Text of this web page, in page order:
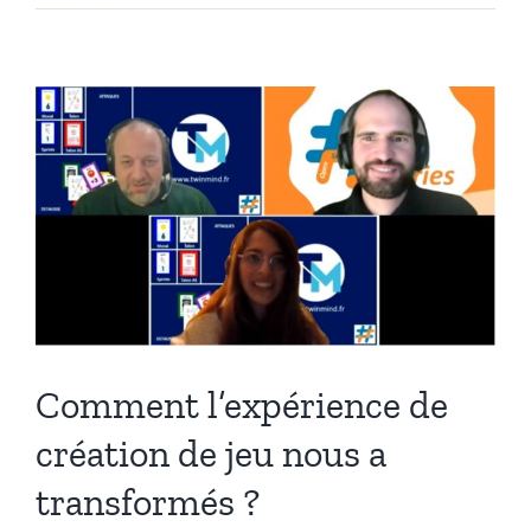
retour
créatrice
:
Laetitia
Thernier
[Podcast
12min]
Comment l’expérience de
création de jeu nous a
transformés ?